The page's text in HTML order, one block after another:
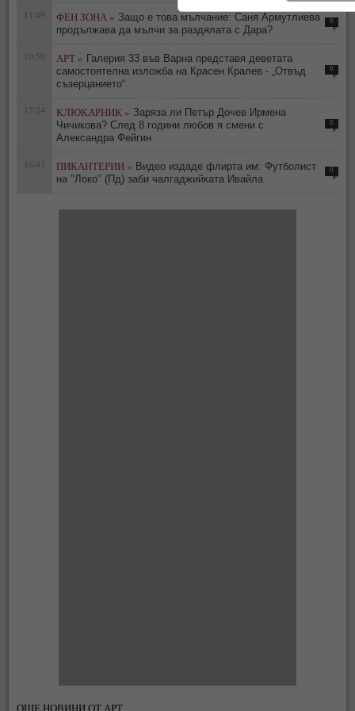
11:49 ФЕН ЗОНА » Защо е това мълчание: Саня Армутлиева
продължава да мълчи за раздялата с Дара?
0
10:50 АРТ » Галерия 33 във Варна представя деветата
самостоятелна изложба на Красен Кралев - „Отвъд
съзерцанието“
0
17:24 КЛЮКАРНИК » Заряза ли Петър Дочев Ирмена
Чичикова? След 8 години любов я смени с
Александра Фейгин
0
16:41 ПИКАНТЕРИИ » Видео издаде флирта им: Футболист
на "Локо" (Пд) заби чалгаджийката Ивайла
0